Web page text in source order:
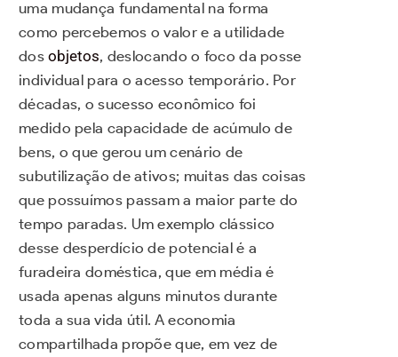
uma mudança fundamental na forma
como percebemos o valor e a utilidade
dosobjetos, deslocando o foco da posse
individual para o acesso temporário. Por
décadas, o sucesso econômico foi
medido pela capacidade de acúmulo de
bens, o que gerou um cenário de
subutilização de ativos; muitas das coisas
que possuímos passam a maior parte do
tempo paradas. Um exemplo clássico
desse desperdício de potencial é a
furadeira doméstica, que em média é
usada apenas alguns minutos durante
toda a sua vida útil. A economia
compartilhada propõe que, em vez de